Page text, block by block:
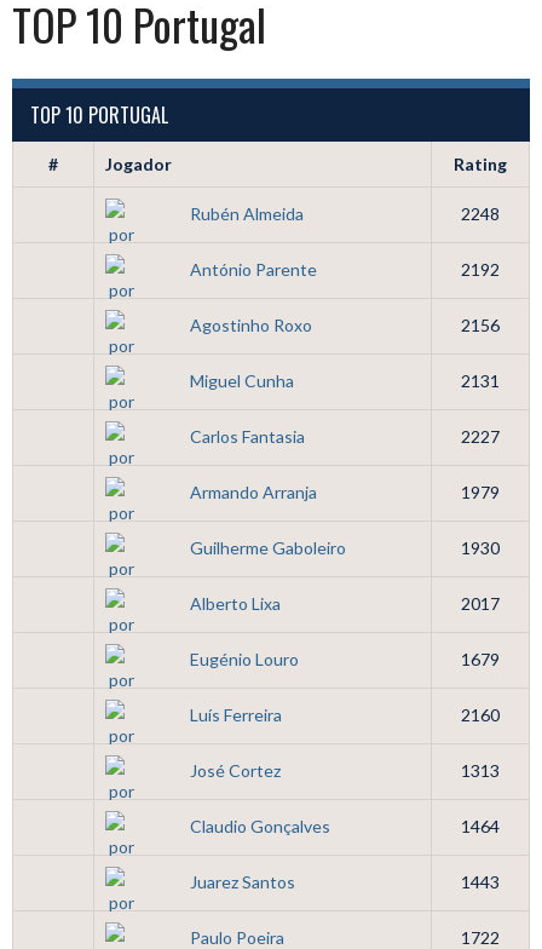
TOP 10 Portugal
TOP 10 PORTUGAL
# Jogador Rating
Rubén Almeida 2248
António Parente 2192
Agostinho Roxo 2156
Miguel Cunha 2131
Carlos Fantasia 2227
Armando Arranja 1979
Guilherme Gaboleiro 1930
Alberto Lixa 2017
Eugénio Louro 1679
Luís Ferreira 2160
José Cortez 1313
Claudio Gonçalves 1464
Juarez Santos 1443
Paulo Poeira 1722